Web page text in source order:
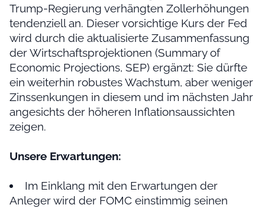
Trump-Regierung verhängten Zollerhöhungen
tendenziell an. Dieser vorsichtige Kurs der Fed
wird durch die aktualisierte Zusammenfassung
der Wirtschaftsprojektionen (Summary of
Economic Projections, SEP) ergänzt: Sie dürfte
ein weiterhin robustes Wachstum, aber weniger
Zinssenkungen in diesem und im nächsten Jahr
angesichts der höheren Inflationsaussichten
zeigen.
Unsere Erwartungen:
Im Einklang mit den Erwartungen der
Anleger wird der FOMC einstimmig seinen